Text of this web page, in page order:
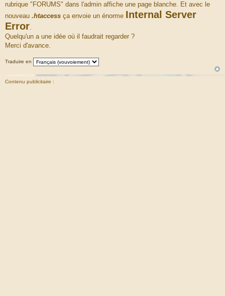
rubrique "FORUMS" dans l'admin affiche une page blanche. Et avec le
nouveau .htaccess ça envoie un énorme Internal Server
Error.
Quelqu'un a une idée où il faudrait regarder ?
Merci d'avance.
Traduire en
Contenu publicitaire :